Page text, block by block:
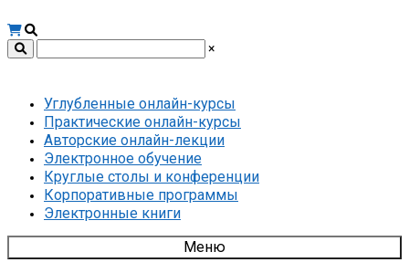
×
Углубленные онлайн-курсы
Практические онлайн-курсы
Авторские онлайн-лекции
Электронное обучение
Круглые столы и конференции
Корпоративные программы
Электронные книги
Меню